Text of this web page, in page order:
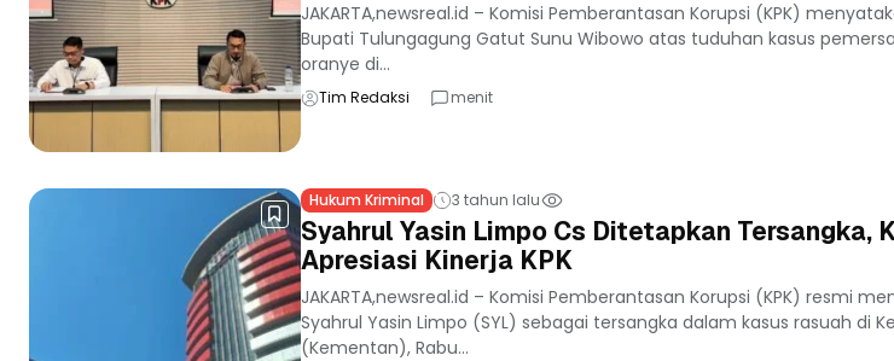
JAKARTA,newsreal.id – Komisi Pemberantasan Korupsi (KPK)
Bupati Tulungagung Gatut Sunu Wibowo atas tuduhan kasus
oranye di...
Tim Redaksi menit
Hukum Kriminal 3 tahun lalu
Syahrul Yasin Limpo Cs Ditetapkan Tersangka,
Apresiasi Kinerja KPK
JAKARTA,newsreal.id – Komisi Pemberantasan Korupsi (KPK) resmi
Syahrul Yasin Limpo (SYL) sebagai tersangka dalam kasus rasuah di
(Kementan), Rabu...